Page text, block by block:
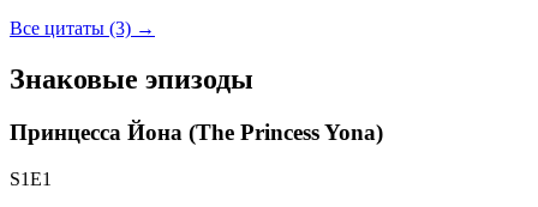
Все цитаты (3) →
Знаковые эпизоды
Принцесса Йона (The Princess Yona)
S1E1